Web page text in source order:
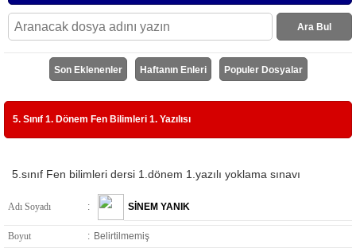
Ara Bul
Son Eklenenler Haftanın Enleri Populer Dosyalar
5. Sınıf 1. Dönem Fen Bilimleri 1. Yazılısı
5.sınıf Fen bilimleri dersi 1.dönem 1.yazılı yoklama sınavı
Adı Soyadı : SİNEM YANIK
Boyut : Belirtilmemiş